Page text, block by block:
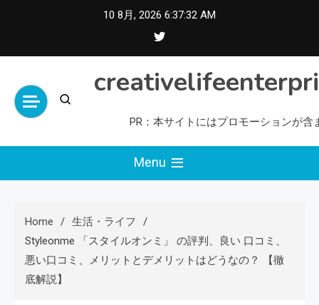
10 8月, 2026 6:37:33 AM
PR：本サイトにはプロモーションが含
Menu
Home
生活・ライフ
Styleonme 「スタイルオンミ」 の評判、良い 口コミ、
悪い口コミ、メリットとデメリットはどうなの？ 【徹
底解説】